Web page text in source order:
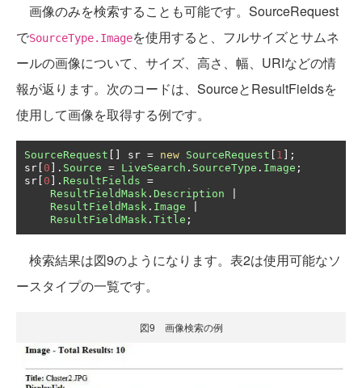
画像のみを検索することも可能です。SourceRequest
でSourceType.Imageを使用すると、フルサイズとサムネ
ールの画像について、サイズ、高さ、幅、URIなどの情
報が返ります。次のコードは、SourceとResultFieldsを
使用して画像を取得する例です。
SourceRequest sr = new SourceRequest 1
];
sr 0 ]. Source = LiveSearch . SourceType . Image ;
sr 0 ]. ResultFields =
ResultFieldMask . Description
ResultFieldMask . Image
ResultFieldMask . Title ;
検索結果は図9のようになります。表2は使用可能なソ
ースタイプの一覧です。
図9 画像検索の例